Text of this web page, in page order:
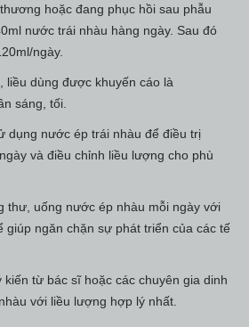
hoặc đang phục hồi sau phẫu
nước trái nhàu hàng ngày. Sau đó
ngày.
liều dùng được khuyến cáo là
sáng, tối.
dụng nước ép trái nhàu để điều trị
và điều chỉnh liều lượng cho phù
thư, uống nước ép nhàu mỗi ngày với
giúp ngăn chặn sự phát triển của các tế
kiến từ bác sĩ hoặc các chuyên gia dinh
với liều lượng hợp lý nhất.